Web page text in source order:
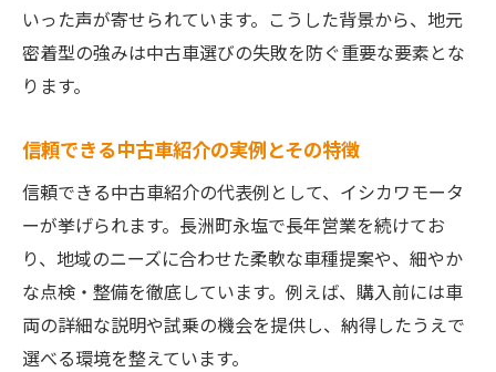
いった声が寄せられています。こうした背景から、地元
密着型の強みは中古車選びの失敗を防ぐ重要な要素とな
ります。
信頼できる中古車紹介の実例とその特徴
信頼できる中古車紹介の代表例として、イシカワモータ
ーが挙げられます。長洲町永塩で長年営業を続けてお
り、地域のニーズに合わせた柔軟な車種提案や、細やか
な点検・整備を徹底しています。例えば、購入前には車
両の詳細な説明や試乗の機会を提供し、納得したうえで
選べる環境を整えています。